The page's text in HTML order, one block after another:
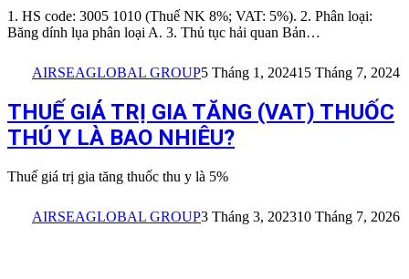
1. HS code: 3005 1010 (Thuế NK 8%; VAT: 5%). 2. Phân loại:
Băng dính lụa phân loại A. 3. Thủ tục hải quan Bản…
AIRSEAGLOBAL GROUP5 Tháng 1, 202415 Tháng 7, 2024
THUẾ GIÁ TRỊ GIA TĂNG (VAT) THUỐC
THÚ Y LÀ BAO NHIÊU?
Thuế giá trị gia tăng thuốc thu y là 5%
AIRSEAGLOBAL GROUP3 Tháng 3, 202310 Tháng 7, 2026